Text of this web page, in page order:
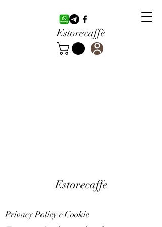
Estorecaffè
Estorecaffe
Privacy Policy e Cookie